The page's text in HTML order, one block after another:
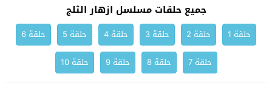
جميع حلقات مسلسل ازهار الثلج
حلقة 1 حلقة 2 حلقة 3 حلقة 4 حلقة 5
حلقة 6
حلقة 7
حلقة 8 حلقة 9 حلقة 10